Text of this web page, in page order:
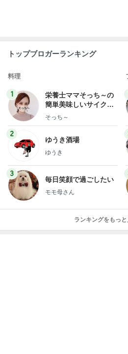
トップブロガーランキング
料理
1
栄養士ママそっち～の
簡単美味しいサイクル
献立
そっち～
2
ゆうき酒場
ゆうき
3
毎日笑顔で過ごしたい
モモ母さん
ランキングをもっと